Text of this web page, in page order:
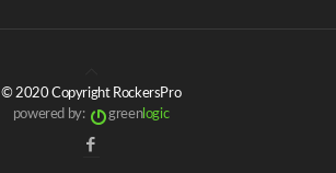
© 2020 Copyright RockersPro
powered by:
greenlogic